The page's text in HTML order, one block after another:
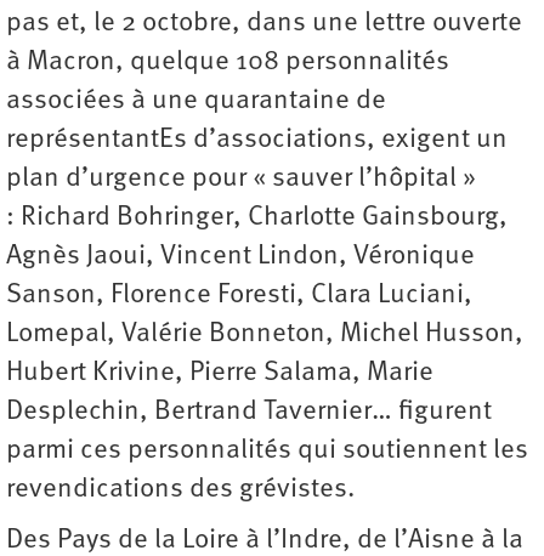
pas et, le 2 octobre, dans une lettre ouverte
à Macron, quelque 108 personnalités
associées à une quarantaine de
représentantEs d’associations, exigent un
plan d’urgence pour « sauver l’hôpital »
: Richard Bohringer, Charlotte Gainsbourg,
Agnès Jaoui, Vincent Lindon, Véronique
Sanson, Florence Foresti, Clara Luciani,
Lomepal, Valérie Bonneton, Michel Husson,
Hubert Krivine, Pierre Salama, Marie
Desplechin, Bertrand Tavernier… figurent
parmi ces personnalités qui soutiennent les
revendications des grévistes.
Des Pays de la Loire à l’Indre, de l’Aisne à la